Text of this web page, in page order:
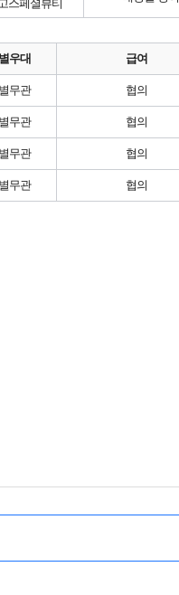
스페셜뷰티
우대 급여
무관 협의
무관 협의
무관 협의
무관 협의